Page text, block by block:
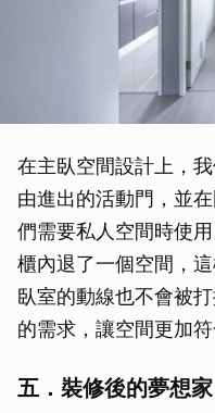
在主臥空間設計上，
由進出的活動門，並
們需要私人空間時使
櫃內退了一個空間，
臥室的動線也不會被
的需求，讓空間更加
五．裝修後的夢想家